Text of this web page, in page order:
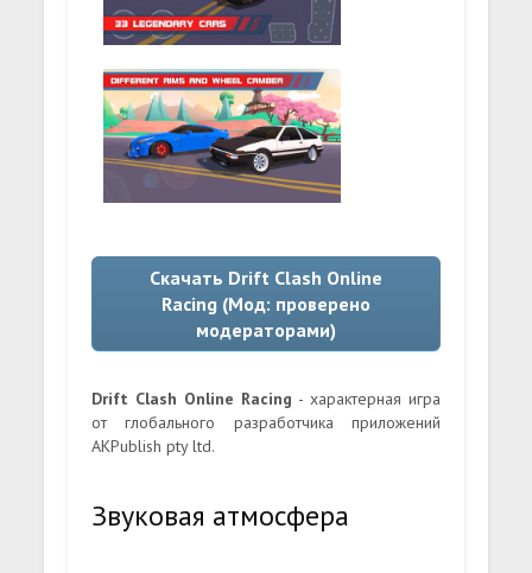
Скачать Drift Clash Online
Racing (Мод: проверено
модераторами)
Drift Clash Online Racing - характерная игра
от глобального разработчика приложений
AKPublish pty ltd.
Звуковая атмосфера